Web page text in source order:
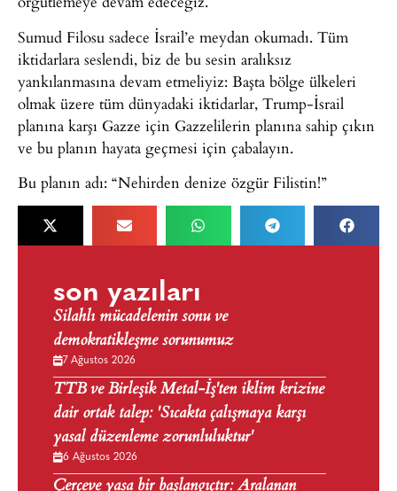
Sumud Filosu sadece İsrail’e meydan okumadı. Tüm
iktidarlara seslendi, biz de bu sesin aralıksız
yankılanmasına devam etmeliyiz: Başta bölge ülkeleri
olmak üzere tüm dünyadaki iktidarlar, Trump-İsrail
planına karşı Gazze için Gazzelilerin planına sahip çıkın
ve bu planın hayata geçmesi için çabalayın.
Bu planın adı: “Nehirden denize özgür Filistin!”
son yazıları
Silahlı mücadelenin sonu ve
demokratikleşme sorunumuz
7 Ağustos 2026
TTB ve Birleşik Metal-İş'ten iklim krizine
dair ortak talep: 'Sıcakta çalışmaya karşı
yasal düzenleme zorunluluktur'
6 Ağustos 2026